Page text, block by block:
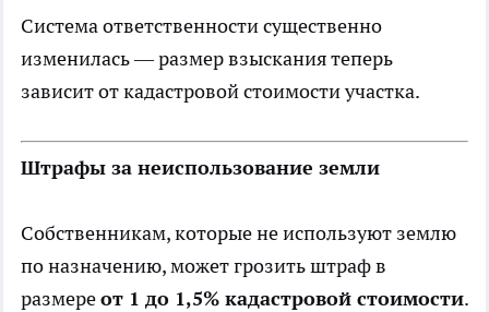
Система ответственности существенно
изменилась — размер взыскания теперь
зависит от кадастровой стоимости участка.
Штрафы за неиспользование земли
Собственникам, которые не используют землю
по назначению, может грозить штраф в
размереот 1 до 1,5% кадастровой стоимости.